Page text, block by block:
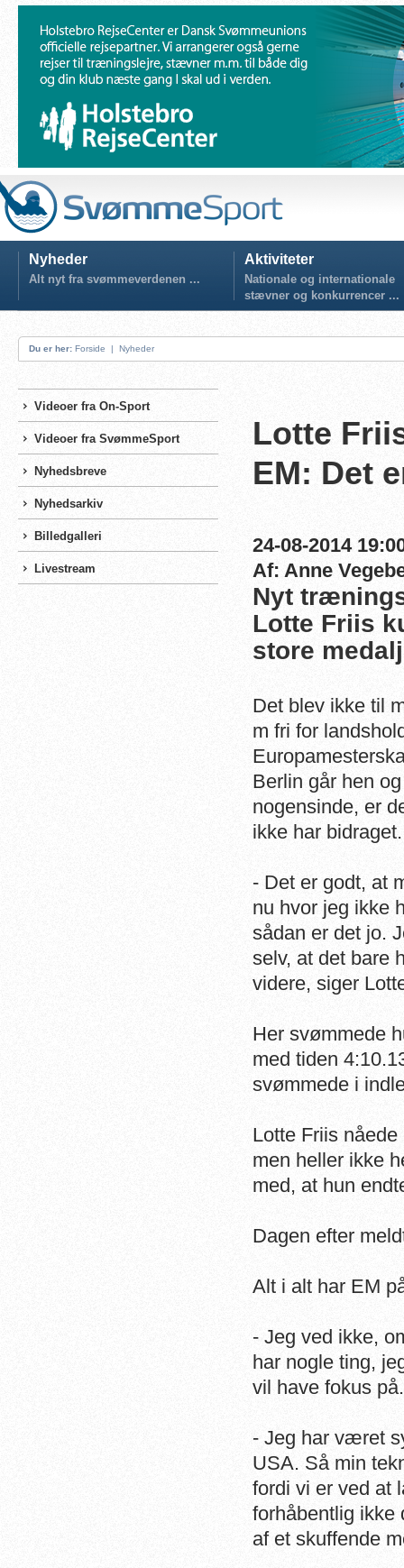
Nyheder
Alt nyt fra svømmeverdenen ...
Aktiviteter
Nationale og internationale
stævner og konkurrencer ...
Du er her: Forside | Nyheder
Videoer fra On-Sport
Videoer fra SvømmeSport
Nyhedsbreve
Nyhedsarkiv
Billedgalleri
Livestream
Lotte
EM: Det
24-08-2014
Af: Anne
Nyt
Lotte Friis
store
Det blev ikke til
m fri for
Berlin går hen
nogensinde, er
ikke har bidraget.
- Det er godt, at
nu hvor jeg ikke
sådan er det jo.
selv, at det bare
videre, siger
Her svømmede
med tiden
svømmede i
Lotte Friis
men heller ikke
med, at hun
Dagen efter
Alt i alt har EM
- Jeg ved ikke,
har nogle ting,
vil have fokus på.
- Jeg har været
USA. Så min
fordi vi er ved at
forhåbentlig ikke
af et skuffende